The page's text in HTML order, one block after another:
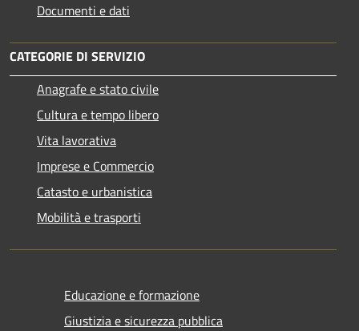
Documenti e dati
CATEGORIE DI SERVIZIO
Anagrafe e stato civile
Cultura e tempo libero
Vita lavorativa
Imprese e Commercio
Catasto e urbanistica
Mobilità e trasporti
Educazione e formazione
Giustizia e sicurezza pubblica